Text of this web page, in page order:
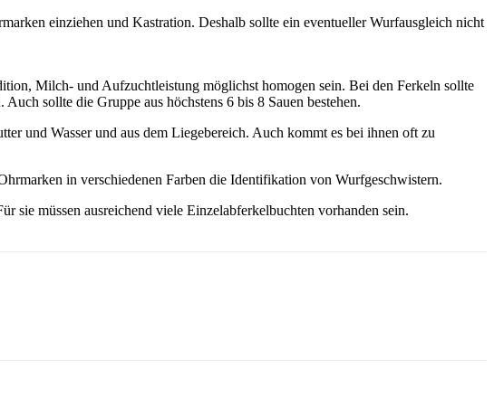
einziehen und Kastration. Deshalb sollte ein eventueller Wurfausgleich nicht
Milch- und Aufzuchtleistung möglichst homogen sein. Bei den Ferkeln sollte
sollte die Gruppe aus höchstens 6 bis 8 Sauen bestehen.
und Wasser und aus dem Liegebereich. Auch kommt es bei ihnen oft zu
in verschiedenen Farben die Identifikation von Wurfgeschwistern.
sie müssen ausreichend viele Einzelabferkelbuchten vorhanden sein.